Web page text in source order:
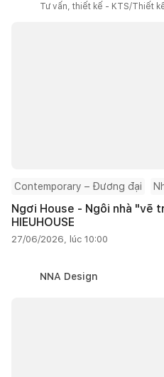
Tư vấn, thiết kế - KTS/Thiết
Contemporary – Đương đại
Ngơi House - Ngôi nhà "vẽ
HIEUHOUSE
27/06/2026, lúc 10:00
NNA Design